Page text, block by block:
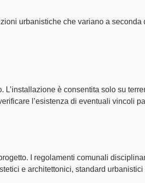
urbanistiche che variano a seconda
. L’installazione è consentita solo su
l’esistenza di eventuali vincoli
I regolamenti comunali
e architettonici, standard urbanistici